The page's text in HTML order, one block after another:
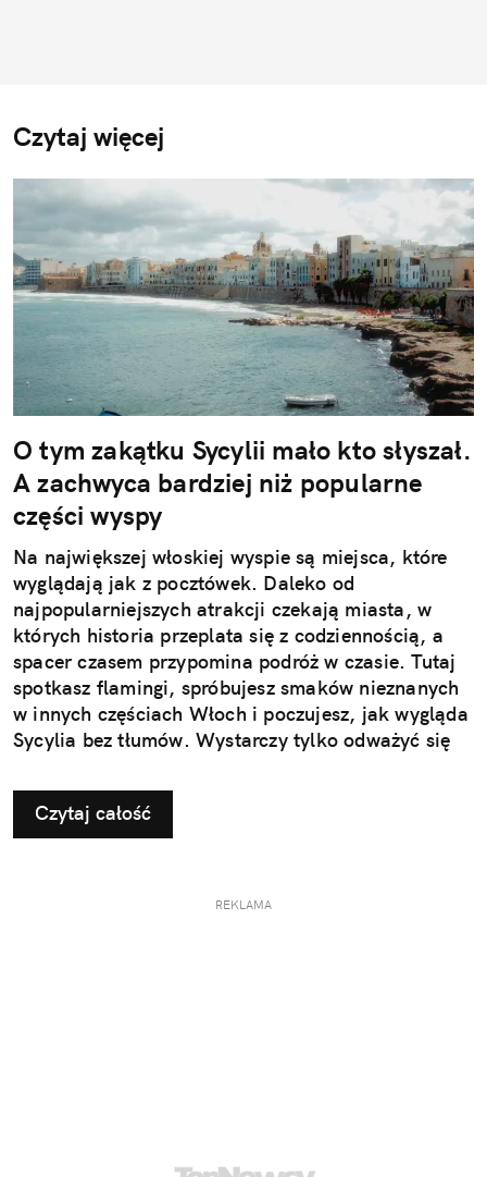
Czytaj więcej
O tym zakątku Sycylii mało kto słyszał.
A zachwyca bardziej niż popularne
części wyspy
Na największej włoskiej wyspie są miejsca, które
wyglądają jak z pocztówek. Daleko od
najpopularniejszych atrakcji czekają miasta, w
których historia przeplata się z codziennością, a
spacer czasem przypomina podróż w czasie. Tutaj
spotkasz flamingi, spróbujesz smaków nieznanych
w innych częściach Włoch i poczujesz, jak wygląda
Sycylia bez tłumów. Wystarczy tylko odważyć się
Czytaj całość
REKLAMA